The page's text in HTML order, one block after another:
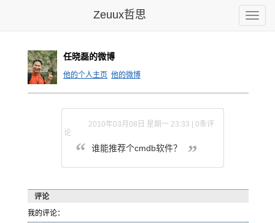
Toggle
Zeuux哲思
任晓磊的微博
他的个人主页 他的微博
2010年03月08日 星期一 23:33 | 0条评
论
谁能推荐个cmdb软件？
评论
我的评论：